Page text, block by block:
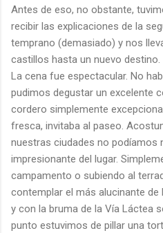
Antes de eso, no obstante,
recibir las explicaciones de la
temprano (demasiado) y nos
castillos hasta un nuevo destino.
La cena fue espectacular. No
pudimos degustar un excelente
cordero simplemente
fresca, invitaba al paseo.
nuestras ciudades no podíamos
impresionante del lugar.
campamento o subiendo al
contemplar el más alucinante
y con la bruma de la Vía Láctea
punto estuvimos de pillar una